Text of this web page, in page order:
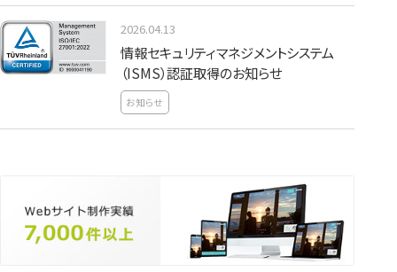
2026.04.13
情報セキュリティマネジメントシステム
（ISMS）認証取得のお知らせ
お知らせ